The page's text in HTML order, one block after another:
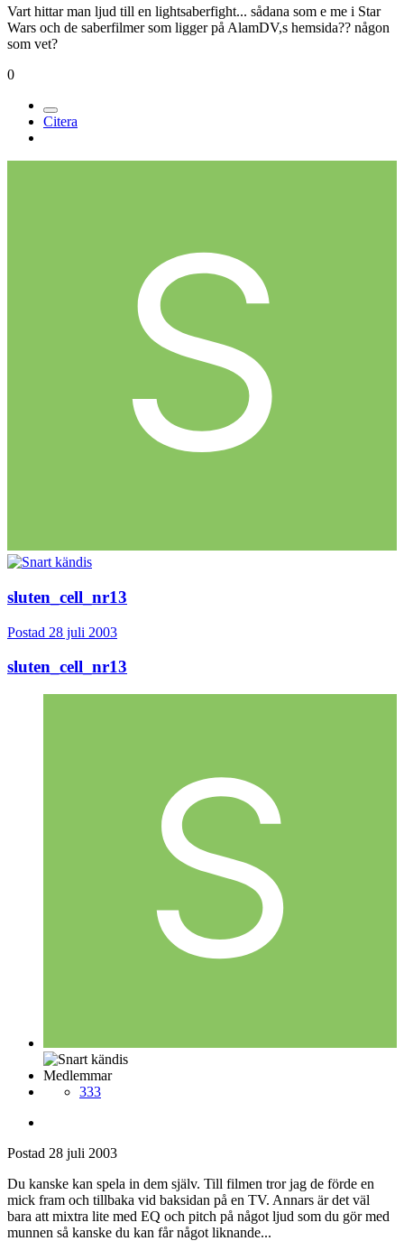
Vart hittar man ljud till en lightsaberfight... sådana som e me i Star
Wars och de saberfilmer som ligger på AlamDV,s hemsida?? någon
som vet?
0
Citera
sluten_cell_nr13
Postad 28 juli 2003
sluten_cell_nr13
Medlemmar
333
Postad 28 juli 2003
Du kanske kan spela in dem själv. Till filmen tror jag de förde en
mick fram och tillbaka vid baksidan på en TV. Annars är det väl
bara att mixtra lite med EQ och pitch på något ljud som du gör med
munnen så kanske du kan får något liknande...